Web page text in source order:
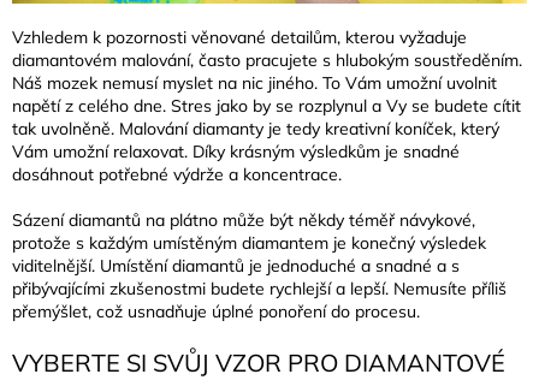
Vzhledem k pozornosti věnované detailům, kterou vyžaduje
diamantovém malování, často pracujete s hlubokým soustředěním.
Náš mozek nemusí myslet na nic jiného. To Vám umožní uvolnit
napětí z celého dne. Stres jako by se rozplynul a Vy se budete cítit
tak uvolněně. Malování diamanty je tedy kreativní koníček, který
Vám umožní relaxovat. Díky krásným výsledkům je snadné
dosáhnout potřebné výdrže a koncentrace.
Sázení diamantů na plátno může být někdy téměř návykové,
protože s každým umístěným diamantem je konečný výsledek
viditelnější. Umístění diamantů je jednoduché a snadné a s
přibývajícími zkušenostmi budete rychlejší a lepší. Nemusíte příliš
přemýšlet, což usnadňuje úplné ponoření do procesu.
VYBERTE SI SVŮJ VZOR PRO DIAMANTOVÉ